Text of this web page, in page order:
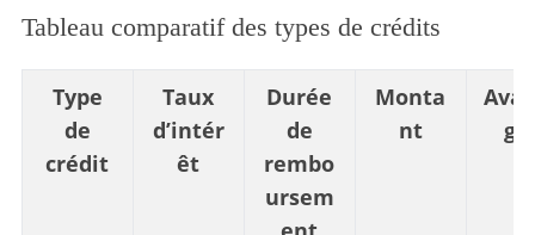
Tableau comparatif des types de crédits
Type
de
crédit
Taux
d’intér
êt
Durée
de
rembo
ursem
Monta
nt